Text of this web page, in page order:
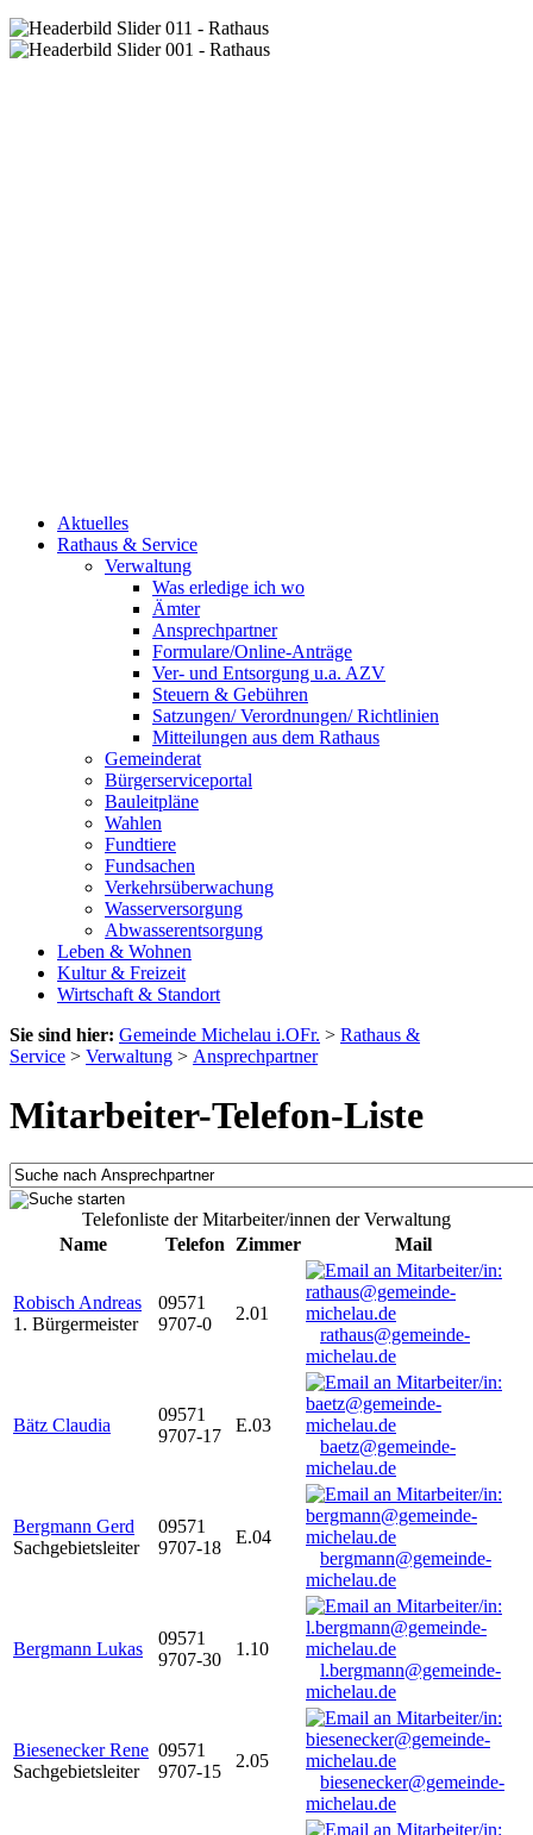
Aktuelles
Rathaus & Service
Verwaltung
Was erledige ich wo
Ämter
Ansprechpartner
Formulare/Online-Anträge
Ver- und Entsorgung u.a. AZV
Steuern & Gebühren
Satzungen/ Verordnungen/ Richtlinien
Mitteilungen aus dem Rathaus
Gemeinderat
Bürgerserviceportal
Bauleitpläne
Wahlen
Fundtiere
Fundsachen
Verkehrsüberwachung
Wasserversorgung
Abwasserentsorgung
Leben & Wohnen
Kultur & Freizeit
Wirtschaft & Standort
Sie sind hier: Gemeinde Michelau i.OFr. > Rathaus &
Service > Verwaltung > Ansprechpartner
Mitarbeiter-Telefon-Liste
Telefonliste der Mitarbeiter/innen der Verwaltung
Name
Telefon Zimmer Mail
Robisch Andreas
1. Bürgermeister
09571
9707-0
2.01
rathaus@gemeinde-
michelau.de
Bätz Claudia
09571
9707-17
E.03
baetz@gemeinde-
michelau.de
Bergmann Gerd
Sachgebietsleiter
09571
9707-18
E.04
bergmann@gemeinde-
michelau.de
Bergmann Lukas
09571
9707-30
1.10
l.bergmann@gemeinde-
michelau.de
Biesenecker Rene
Sachgebietsleiter
09571
9707-15
2.05
biesenecker@gemeinde-
michelau.de